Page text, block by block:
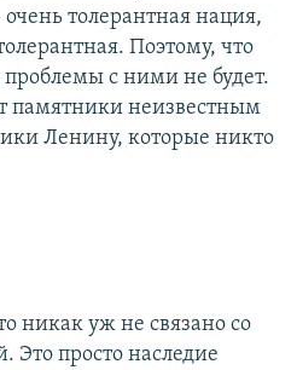
толерантная нация,
Поэтому, что
проблемы с ними не будет.
памятники неизвестным
Ленину, которые никто
никак уж не связано со
Это просто наследие